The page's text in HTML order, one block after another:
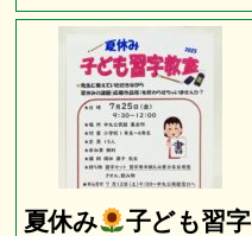
夏休み
子ども習字